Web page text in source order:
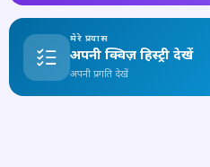
मेरे प्रयास
अपनी क्विज़ हिस्ट्री देखें
अपनी प्रगति देखें